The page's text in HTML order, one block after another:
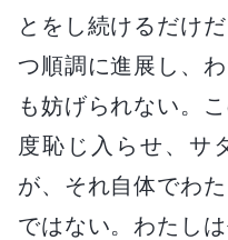
とをし続けるだけ
つ順調に進展し、
も妨げられない。
度恥じ入らせ、サ
が、それ自体でわ
ではない。わたし